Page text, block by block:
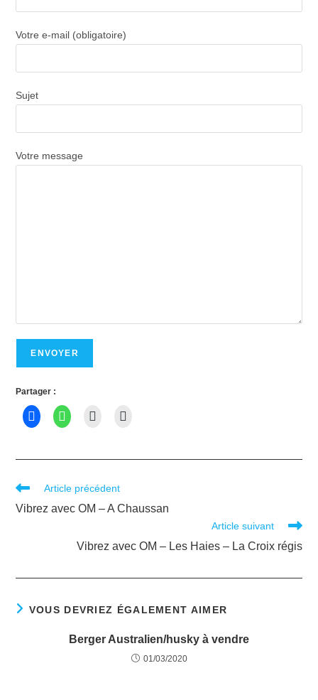
Votre e-mail (obligatoire)
Sujet
Votre message
Partager :
Article précédent
Vibrez avec OM – A Chaussan
Article suivant
Vibrez avec OM – Les Haies – La Croix régis
VOUS DEVRIEZ ÉGALEMENT AIMER
Berger Australien/husky à vendre
01/03/2020